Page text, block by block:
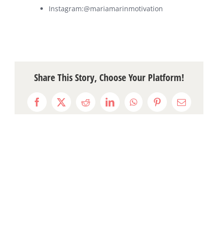
Instagram:@mariamarinmotivation
Share This Story, Choose Your Platform!
Facebook
X RedditLinkedInWhatsAppPinterestEmail